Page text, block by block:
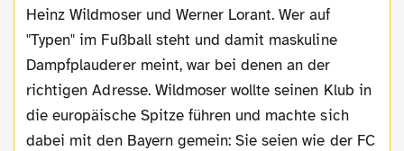
Heinz Wildmoser und Werner Lorant. Wer auf
"Typen" im Fußball steht und damit maskuline
Dampfplauderer meint, war bei denen an der
richtigen Adresse. Wildmoser wollte seinen Klub in
die europäische Spitze führen und machte sich
dabei mit den Bayern gemein: Sie seien wie der FC